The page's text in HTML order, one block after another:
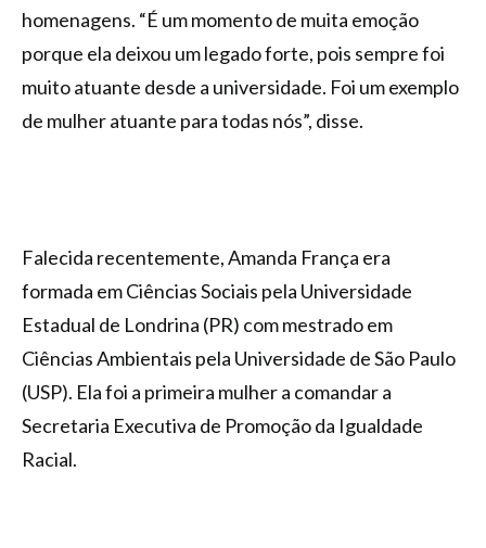
homenagens. “É um momento de muita emoção
porque ela deixou um legado forte, pois sempre foi
muito atuante desde a universidade. Foi um exemplo
de mulher atuante para todas nós”, disse.
Falecida recentemente, Amanda França era
formada em Ciências Sociais pela Universidade
Estadual de Londrina (PR) com mestrado em
Ciências Ambientais pela Universidade de São Paulo
(USP). Ela foi a primeira mulher a comandar a
Secretaria Executiva de Promoção da Igualdade
Racial.